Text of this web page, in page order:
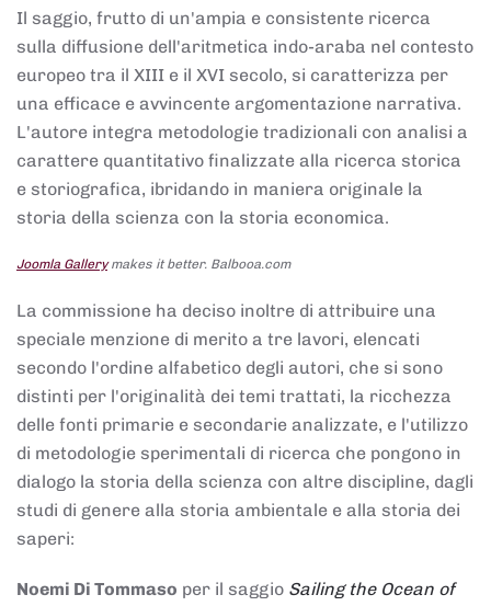
Il saggio, frutto di un'ampia e consistente ricerca
sulla diffusione dell'aritmetica indo-araba nel contesto
europeo tra il XIII e il XVI secolo, si caratterizza per
una efficace e avvincente argomentazione narrativa.
L'autore integra metodologie tradizionali con analisi a
carattere quantitativo finalizzate alla ricerca storica
e storiografica, ibridando in maniera originale la
storia della scienza con la storia economica.
Joomla Gallerymakes it better. Balbooa.com
La commissione ha deciso inoltre di attribuire una
speciale menzione di merito a tre lavori, elencati
secondo l'ordine alfabetico degli autori, che si sono
distinti per l'originalità dei temi trattati, la ricchezza
delle fonti primarie e secondarie analizzate, e l'utilizzo
di metodologie sperimentali di ricerca che pongono in
dialogo la storia della scienza con altre discipline, dagli
studi di genere alla storia ambientale e alla storia dei
saperi:
Noemi Di Tommaso per il saggio Sailing the Ocean of